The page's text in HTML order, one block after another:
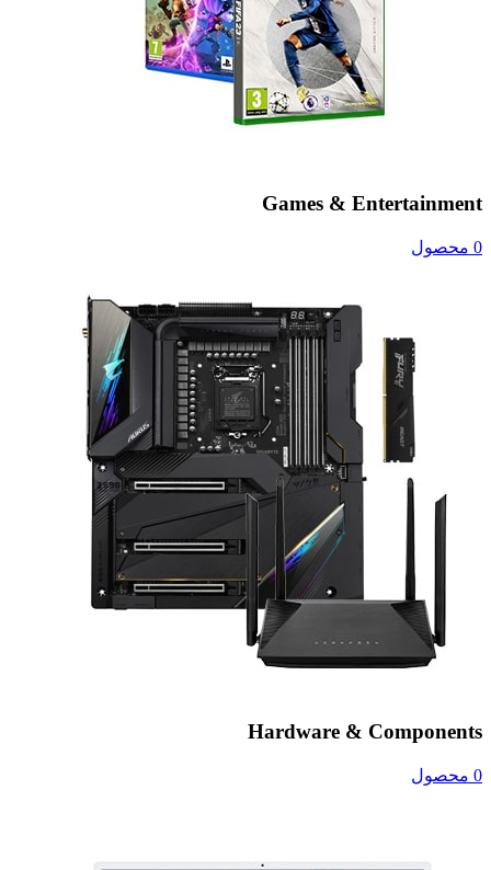
Games & Entertainment
0 محصول
Hardware & Components
0 محصول